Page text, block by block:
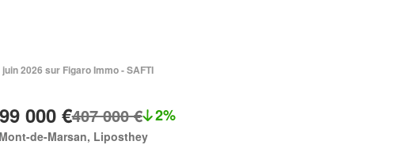
juin 2026 sur Figaro Immo - SAFTI
000 €407 000 € 2%
de-Marsan, Liposthey